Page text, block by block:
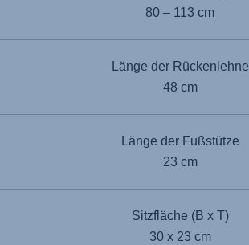
80 – 113 cm
Länge der Rückenlehne
48 cm
Länge der Fußstütze
23 cm
Sitzfläche (B x T)
30 x 23 cm